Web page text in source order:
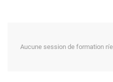
Aucune session de formation